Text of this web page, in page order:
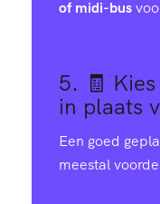
of midi-bus
5. 🧾
in plaats
Een goed
meestal